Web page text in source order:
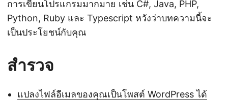
การเขียนโปรแกรมมากมาย เช่น C#, Java, PHP,
Python, Ruby และ Typescript หวังว่าบทความนี้จะ
เป็นประโยชน์กับคุณ
สำรวจ
แปลงไฟล์อีเมลของคุณเป็นโพสต์ WordPress ได้